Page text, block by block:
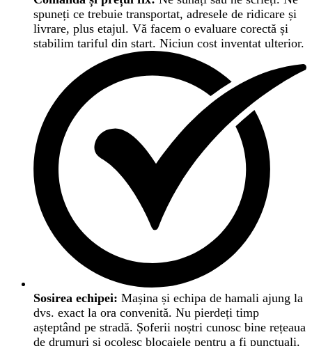
spuneți ce trebuie transportat, adresele de ridicare și
livrare, plus etajul. Vă facem o evaluare corectă și
stabilim tariful din start. Niciun cost inventat ulterior.
Sosirea echipei: Mașina și echipa de hamali ajung la
dvs. exact la ora convenită. Nu pierdeți timp
așteptând pe stradă. Șoferii noștri cunosc bine rețeaua
de drumuri și ocolesc blocajele pentru a fi punctuali.